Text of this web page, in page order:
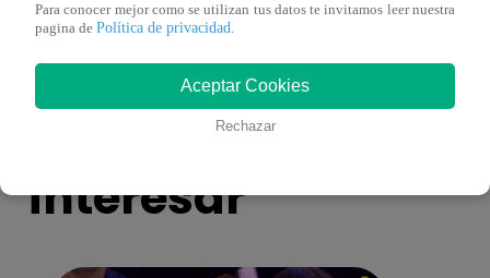
También te puede
interesar
Para conocer mejor como se utilizan tus datos te invitamos leer nuestra
pagina de Política de privacidad
Aceptar Cookies
Rechazar